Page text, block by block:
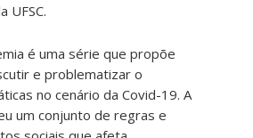
UFSC.
é uma série que propõe
e problematizar o
no cenário da Covid-19. A
um conjunto de regras e